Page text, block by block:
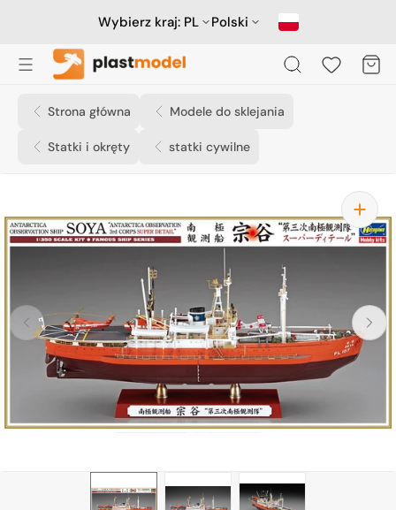
Wybierz kraj: PL Polski
Koszyk
Strona główna Modele do sklejania
Statki i okręty statki cywilne
Otwórz
media
1
w
widoku
galerii